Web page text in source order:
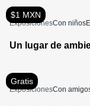
$1 MXN
ExposicionesCon niños
Un lugar de
Gratis
ExposicionesCon